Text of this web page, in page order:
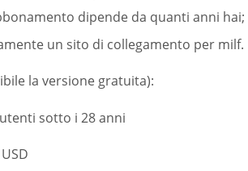
dipende da quanti anni hai;
un sito di collegamento per milf.
la versione gratuita):
sotto i 28 anni